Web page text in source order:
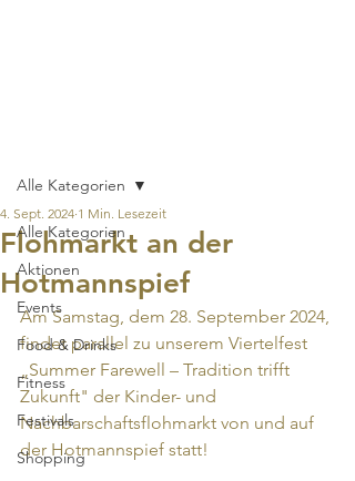
Alle Kategorien
Aktionen
Events
Food & Drinks
Fitness
Festivals
Shopping
Alle Kategorien
Flohmarkt an der
Hotmannspief
4. Sept. 2024 1 Min. Lesezeit
Am Samstag, dem 28. September 2024,
findet parallel zu unserem Viertelfest
„Summer Farewell – Tradition trifft
Zukunft" der Kinder- und
Nachbarschaftsflohmarkt von und auf
der Hotmannspief statt!